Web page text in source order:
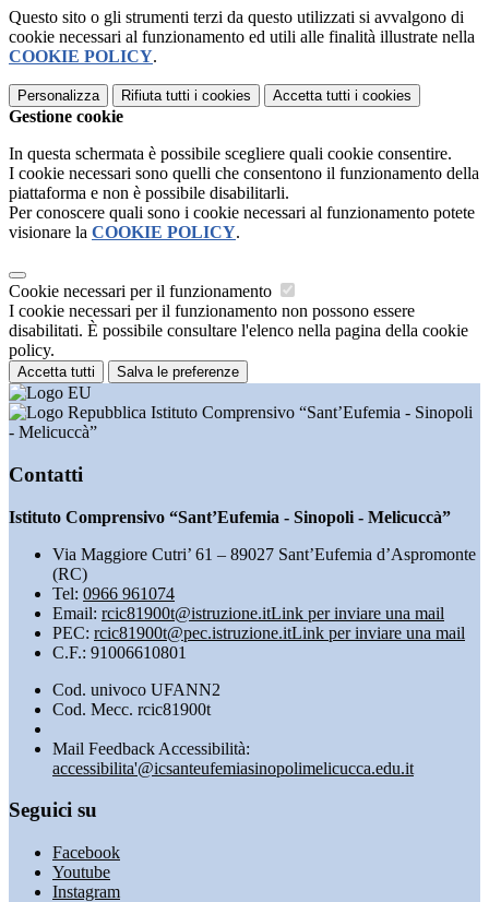
Questo sito o gli strumenti terzi da questo utilizzati si avvalgono di
cookie necessari al funzionamento ed utili alle finalità illustrate nella
COOKIE POLICY.
Personalizza Rifiuta tutti i cookies Accetta tutti i cookies
Gestione cookie
In questa schermata è possibile scegliere quali cookie consentire.
I cookie necessari sono quelli che consentono il funzionamento della
piattaforma e non è possibile disabilitarli.
Per conoscere quali sono i cookie necessari al funzionamento potete
visionare la COOKIE POLICY.
Cookie necessari per il funzionamento
I cookie necessari per il funzionamento non possono essere
disabilitati. È possibile consultare l'elenco nella pagina della cookie
policy.
Accetta tutti Salva le preferenze
Istituto Comprensivo “Sant’Eufemia - Sinopoli
- Melicuccà”
Contatti
Istituto Comprensivo “Sant’Eufemia - Sinopoli - Melicuccà”
Via Maggiore Cutri’ 61 – 89027 Sant’Eufemia d’Aspromonte
(RC)
Tel: 0966 961074
Email: rcic81900t@istruzione.itLink per inviare una mail
PEC: rcic81900t@pec.istruzione.itLink per inviare una mail
C.F.: 91006610801
Cod. univoco UFANN2
Cod. Mecc. rcic81900t
Mail Feedback Accessibilità:
accessibilita'@icsanteufemiasinopolimelicucca.edu.it
Seguici su
Facebook
Youtube
Instagram